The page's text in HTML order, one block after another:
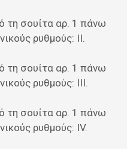
τη σουίτα αρ. 1 πάνω
ρυθμούς: ΙΙ.
τη σουίτα αρ. 1 πάνω
ρυθμούς: ΙΙΙ.
τη σουίτα αρ. 1 πάνω
ρυθμούς: IV.